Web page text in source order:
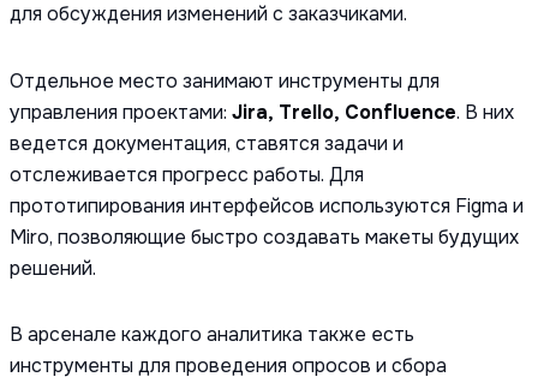
для обсуждения изменений с заказчиками.
Отдельное место занимают инструменты для
управления проектами: Jira, Trello, Confluence. В них
ведется документация, ставятся задачи и
отслеживается прогресс работы. Для
прототипирования интерфейсов используются Figma и
Miro, позволяющие быстро создавать макеты будущих
решений.
В арсенале каждого аналитика также есть
инструменты для проведения опросов и сбора